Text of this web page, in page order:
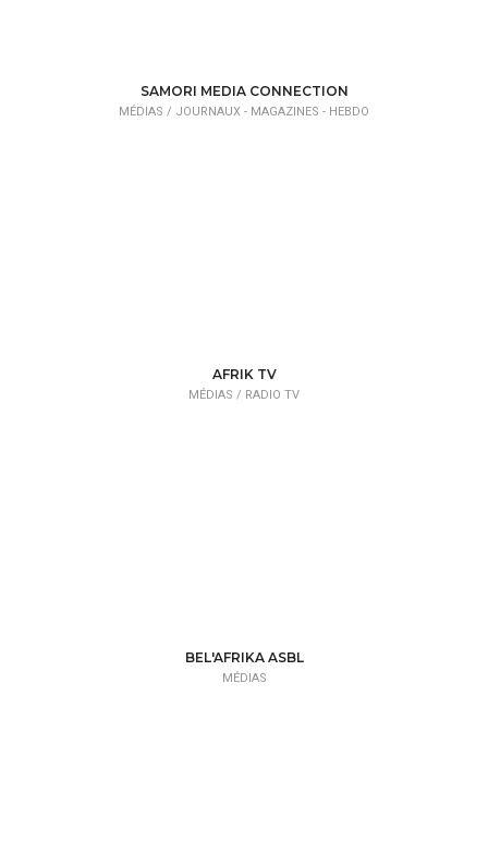
SAMORI MEDIA CONNECTION
MÉDIAS / JOURNAUX - MAGAZINES - HEBDO
AFRIK TV
MÉDIAS / RADIO TV
BEL'AFRIKA ASBL
MÉDIAS